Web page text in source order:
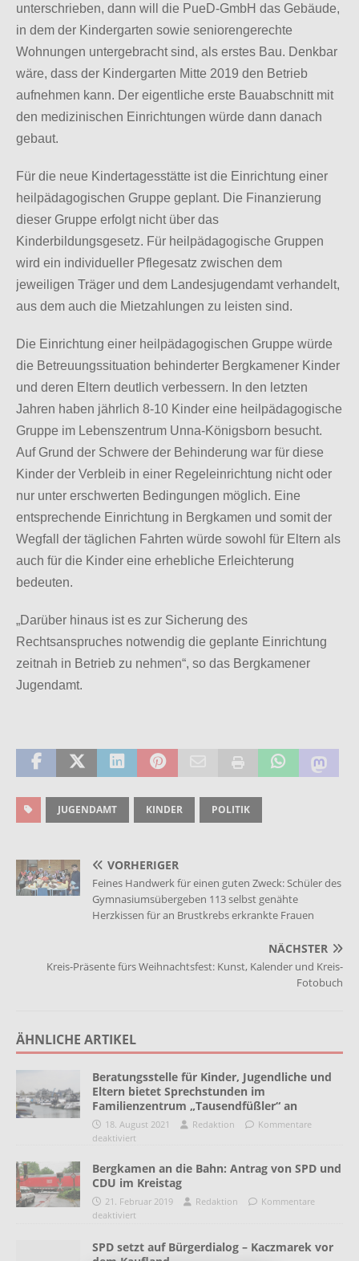
unterschrieben, dann will die PueD-GmbH das Gebäude,
in dem der Kindergarten sowie seniorengerechte
Wohnungen untergebracht sind, als erstes Bau. Denkbar
wäre, dass der Kindergarten Mitte 2019 den Betrieb
aufnehmen kann. Der eigentliche erste Bauabschnitt mit
den medizinischen Einrichtungen würde dann danach
gebaut.
Für die neue Kindertagesstätte ist die Einrichtung einer
heilpädagogischen Gruppe geplant. Die Finanzierung
dieser Gruppe erfolgt nicht über das
Kinderbildungsgesetz. Für heilpädagogische Gruppen
wird ein individueller Pflegesatz zwischen dem
jeweiligen Träger und dem Landesjugendamt verhandelt,
aus dem auch die Mietzahlungen zu leisten sind.
Die Einrichtung einer heilpädagogischen Gruppe würde
die Betreuungssituation behinderter Bergkamener Kinder
und deren Eltern deutlich verbessern. In den letzten
Jahren haben jährlich 8-10 Kinder eine heilpädagogische
Gruppe im Lebenszentrum Unna-Königsborn besucht.
Auf Grund der Schwere der Behinderung war für diese
Kinder der Verbleib in einer Regeleinrichtung nicht oder
nur unter erschwerten Bedingungen möglich. Eine
entsprechende Einrichtung in Bergkamen und somit der
Wegfall der täglichen Fahrten würde sowohl für Eltern als
auch für die Kinder eine erhebliche Erleichterung
bedeuten.
„Darüber hinaus ist es zur Sicherung des
Rechtsanspruches notwendig die geplante Einrichtung
zeitnah in Betrieb zu nehmen“, so das Bergkamener
Jugendamt.
JUGENDAMT KINDER POLITIK
VORHERIGER
Feines Handwerk für einen guten Zweck: Schüler des
Gymnasiumsübergeben 113 selbst genähte
Herzkissen für an Brustkrebs erkrankte Frauen
NÄCHSTER
Kreis-Präsente fürs Weihnachtsfest: Kunst, Kalender und Kreis-
Fotobuch
ÄHNLICHE ARTIKEL
Beratungsstelle für Kinder, Jugendliche und
Eltern bietet Sprechstunden im
Familienzentrum „Tausendfüßler“ an
18. August 2021 Redaktion
Kommentare
deaktiviert
Bergkamen an die Bahn: Antrag von SPD und
CDU im Kreistag
21. Februar 2019 Redaktion
Kommentare
deaktiviert
SPD setzt auf Bürgerdialog – Kaczmarek vor